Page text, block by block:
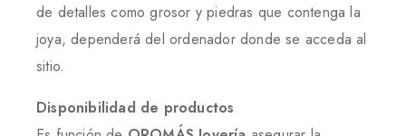
de detalles como grosor y piedras que contenga la
joya, dependerá del ordenador donde se acceda al
sitio.
Disponibilidad de productos